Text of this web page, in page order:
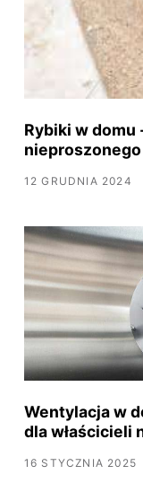
Rybiki w
12 GRUDNIA 2024
Wentylacja w
dla właścicieli
16 STYCZNIA 2025